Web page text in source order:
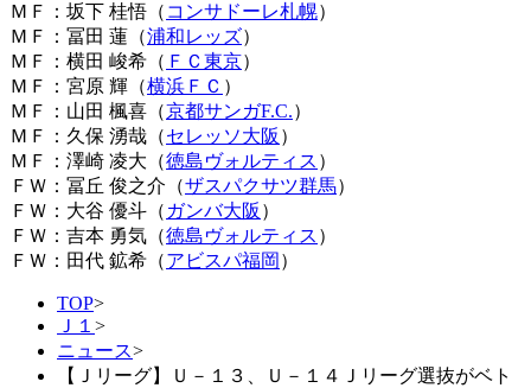
ＭＦ：坂下 桂悟（ コンサドーレ札幌）
ＭＦ：冨田 蓮（浦和レッズ）
ＭＦ：横田 峻希（ ＦＣ東京）
ＭＦ：宮原 輝（横浜ＦＣ ）
ＭＦ：山田 楓喜（京都サンガF.C.）
ＭＦ：久保 湧哉（セレッソ大阪 ）
ＭＦ：澤崎 凌大（徳島ヴォルティス ）
ＦＷ：冨丘 俊之介（ザスパクサツ群馬）
ＦＷ：大谷 優斗（ ガンバ大阪 ）
ＦＷ：吉本 勇気（徳島ヴォルティス ）
ＦＷ：田代 鉱希（アビスパ福岡 ）
TOP>
Ｊ１ >
ニュース>
【Ｊリーグ】Ｕ－１３、Ｕ－１４Ｊリーグ選抜がベト